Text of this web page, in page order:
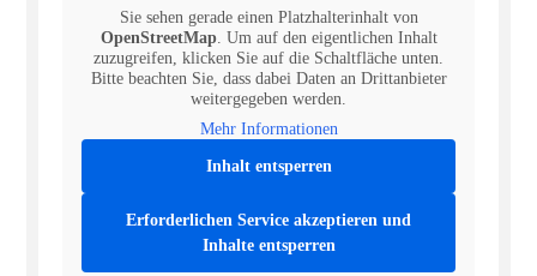
Sie sehen gerade einen Platzhalterinhalt von
OpenStreetMap. Um auf den eigentlichen Inhalt
zuzugreifen, klicken Sie auf die Schaltfläche unten.
Bitte beachten Sie, dass dabei Daten an Drittanbieter
weitergegeben werden.
Mehr Informationen
Inhalt entsperren
Erforderlichen Service akzeptieren und
Inhalte entsperren